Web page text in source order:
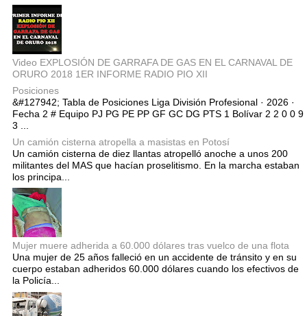
Video EXPLOSIÓN DE GARRAFA DE GAS EN EL CARNAVAL DE
ORURO 2018 1ER INFORME RADIO PIO XII
Posiciones
&#127942; Tabla de Posiciones Liga División Profesional · 2026 ·
Fecha 2 # Equipo PJ PG PE PP GF GC DG PTS 1 Bolívar 2 2 0 0 9
3 ...
Un camión cisterna atropella a masistas en Potosí
Un camión cisterna de diez llantas atropelló anoche a unos 200
militantes del MAS que hacían proselitismo. En la marcha estaban
los principa...
Mujer muere adherida a 60.000 dólares tras vuelco de una flota
Una mujer de 25 años falleció en un accidente de tránsito y en su
cuerpo estaban adheridos 60.000 dólares cuando los efectivos de
la Policía...